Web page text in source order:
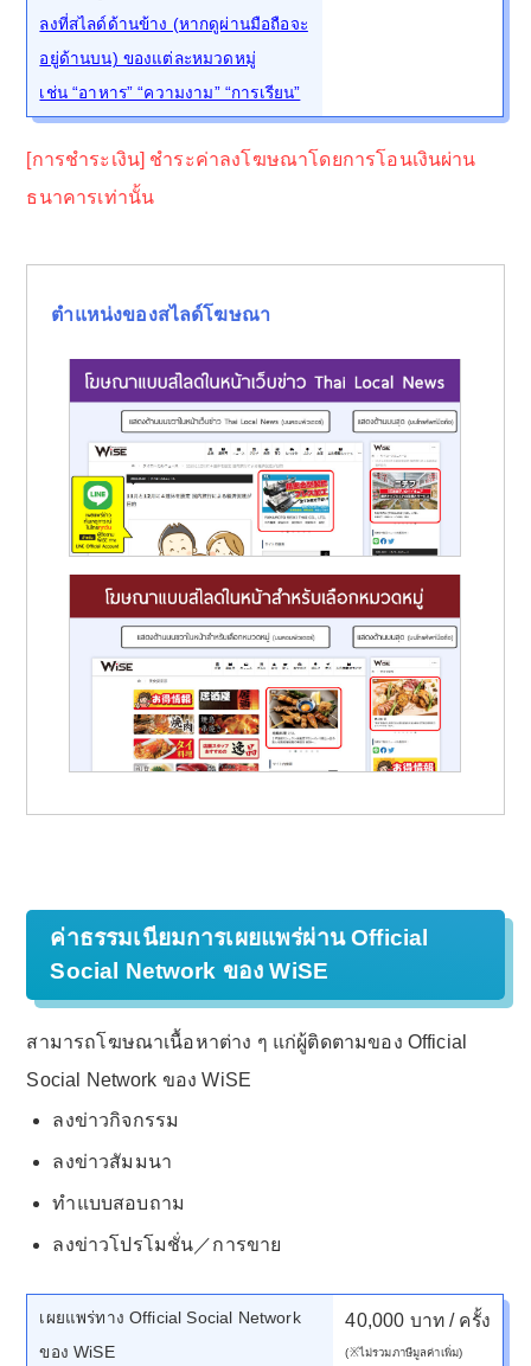
ลงที่สไลด์ด้านข้าง (หากดูผ่านมือถือจะ
อยู่ด้านบน) ของแต่ละหมวดหมู่
เช่น “อาหาร” “ความงาม” “การเรียน”
[การชำระเงิน] ชำระค่าลงโฆษณาโดยการโอนเงินผ่าน
ธนาคารเท่านั้น
ตำแหน่งของสไลด์โฆษณา
ค่าธรรมเนียมการเผยแพร่ผ่าน Official
Social Network ของ WiSE
สามารถโฆษณาเนื้อหาต่าง ๆ แก่ผู้ติดตามของ Official
Social Network ของ WiSE
ลงข่าวกิจกรรม
ลงข่าวสัมมนา
ทำแบบสอบถาม
ลงข่าวโปรโมชั่น／การขาย
เผยแพร่ทาง Official Social Network
ของ WiSE
40,000 บาท / ครั้ง
(※ไม่รวมภาษีมูลค่าเพิ่ม)